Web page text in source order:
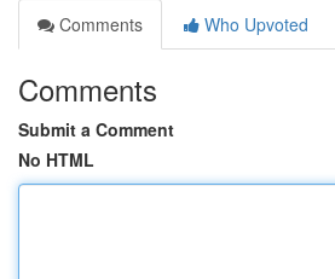
Comments
Who Upvoted
Comments
Submit a Comment
No HTML